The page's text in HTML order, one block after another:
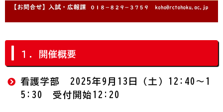
１．開催概要
看護学部 2025年9月13日（土）12:40～1
5:30 受付開始12:20